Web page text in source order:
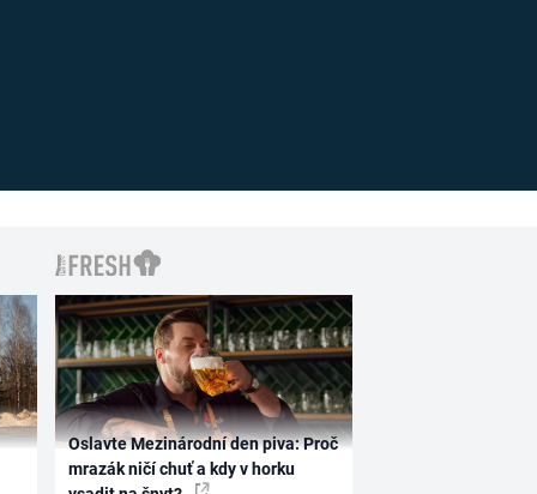
Oslavte Mezinárodní den piva: Proč
mrazák ničí chuť a kdy v horku